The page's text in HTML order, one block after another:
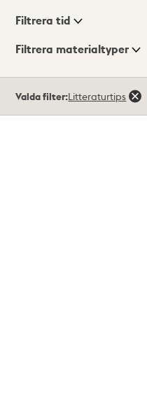
Visningsläge
Filtrera tid
Filtrera materialtyper
träffar
Valda filter:Litteraturtips